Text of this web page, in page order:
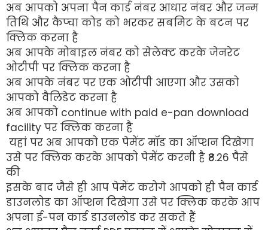
अब आपको अपना पैन कार्ड नंबर आधार नंबर और जन्म
तिथि और कैप्चा कोड को भरकर सबमिट के बटन पर
क्लिक करना है
अब आपके मोबाइल नंबर को सेलेक्ट करके जेनरेट
ओटीपी पर क्लिक करना है
अब आपके नंबर पर एक ओटीपी आएगा और उसको
आपको वैलिडेट करना है
अब आपको continue with paid e-pan download
facility पर क्लिक करना है
यहां पर अब आपको एक पेमेंट मॉड का ऑप्शन दिखेगा
उसे पर क्लिक करके आपको पेमेंट करनी है ₹8.26 पैसे
की
इसके बाद जैसे ही आप पेमेंट करोगे आपको ही पैन कार्ड
डाउनलोड का ऑप्शन दिखेगा उसे पर क्लिक करके आप
अपना ई-पन कार्ड डाउनलोड कर सकते हैं